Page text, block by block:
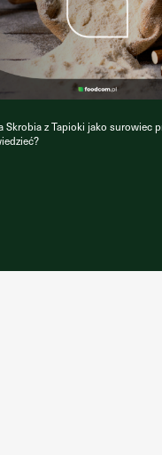
Skrobia z Tapioki jako surowiec